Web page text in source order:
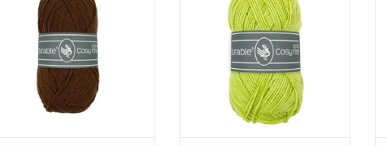
TOEVOEGEN AAN WINKELWAGEN
TOEVOEGEN AAN WINKELWAGEN